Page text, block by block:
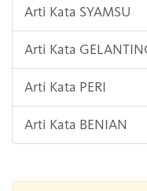
Arti Kata SYAMSU
Arti Kata
Arti Kata PERI
Arti Kata BENIAN